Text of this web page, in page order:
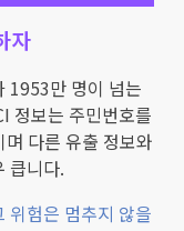
자
1953만 명이 넘는
정보는 주민번호를
다른 유출 정보와
큽니다.
위험은 멈추지 않을